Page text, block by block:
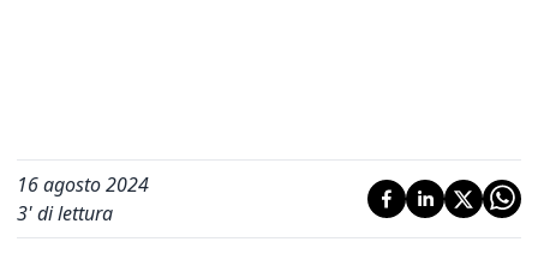
16 agosto 2024
3' di lettura